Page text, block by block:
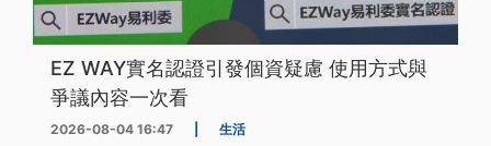
EZ WAY實名認證引發個資疑慮 使用方式與
爭議內容一次看
2026-08-04 16:47 生活